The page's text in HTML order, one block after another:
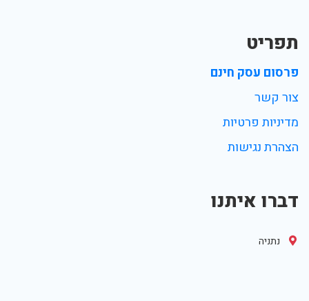
תפריט
פרסום עסק חינם
צור קשר
מדיניות פרטיות
הצהרת נגישות
דברו איתנו
נתניה